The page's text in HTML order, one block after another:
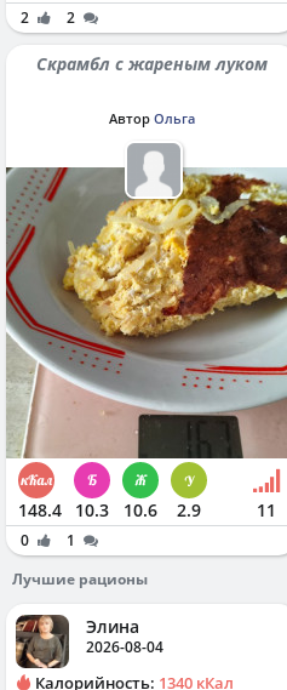
2 2
Скрамбл с жареным луком
Автор Ольга
148.4 10.3 10.6 2.9 11
0
1
Лучшие рационы
Элина
2026-08-04
Калорийность: 1340 кКал